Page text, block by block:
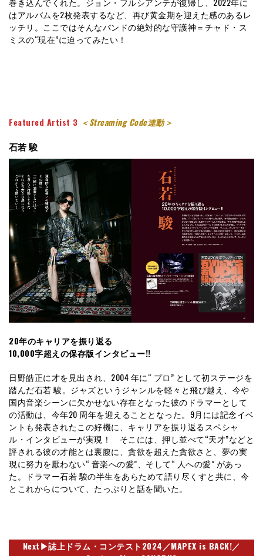
はアルバムを2枚発表するなど、再び黄金期を迎えた感のあるレ
ッチリ。ここではそんなバンドの絶対的な守護神＝チャド・ス
ミスの“現在”に迫ってみたい！
Featured Artist 3 ＜Streaming Code連動＞
石若 駿
20年のキャリアを振り返る
10,000字超えの保存版インタビュー!!
日野皓正に才を見出され、2004 年に“ プロ” として初ステージを
踏んだ石若 駿。ジャズというジャンルを軽々と飛び越え、今や
国内音楽シーンに欠かせない存在となった彼のドラマーとして
の活動は、今年20 周年を迎えることとなった。9月には記念イベ
ントも発表されたこの好機に、キャリアを振り返るスペシャ
ル・インタビューが実現！ そこには、押し並べて“天才”などと
評される彼の才能とは裏腹に、貪欲を超えた貪欲さと、夢の実
現に努力を厭わない“ 音楽への愛”、そして“ 人への愛” があっ
た。ドラマー石若 駿の半生をあらためて語り尽くすと共に、今
とこれからについて、たっぷりと話を聞いた。
Next▶︎誌上ドラム・コンテスト2024／MAPEX is BACK!／